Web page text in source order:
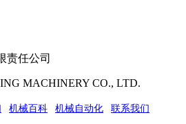
责任公司
MACHINERY CO., LTD.
机械百科 机械自动化 联系我们